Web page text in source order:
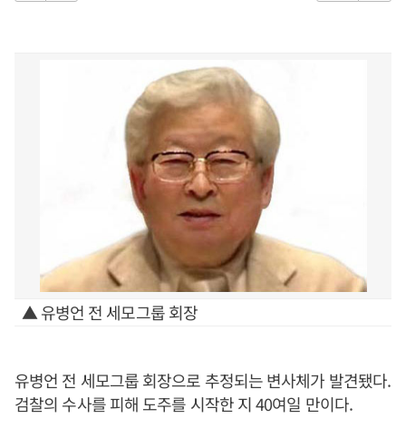
▲ 유병언 전 세모그룹 회장
유병언 전 세모그룹 회장으로 추정되는 변사체가 발견됐다.
검찰의 수사를 피해 도주를 시작한 지 40여일 만이다.